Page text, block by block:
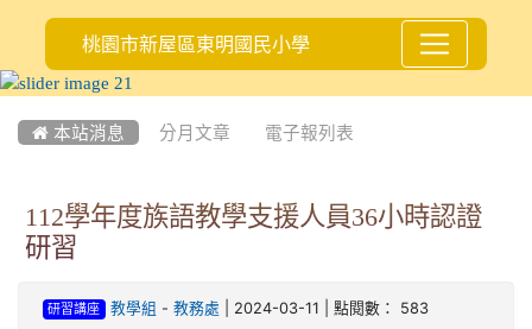
桃園市新屋區東明國民小學
 本站消息 分月文章 電子報列表
112學年度族語教學支援人員36小時認證
研習
研習講座 教學組 - 教務處 | 2024-03-11 | 點閱數： 583